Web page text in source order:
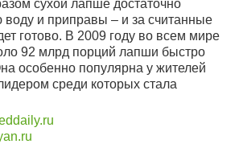
сухой лапше достаточно
воду и приправы – и за считанные
готово. В 2009 году во всем мире
92 млрд порций лапши быстро
особенно популярна у жителей
среди которых стала